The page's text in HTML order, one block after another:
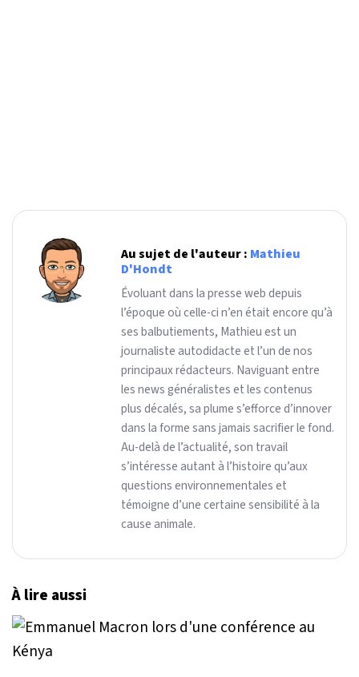
Au sujet de l'auteur : Mathieu
D'Hondt
Évoluant dans la presse web depuis
l’époque où celle-ci n’en était encore qu’à
ses balbutiements, Mathieu est un
journaliste autodidacte et l’un de nos
principaux rédacteurs. Naviguant entre
les news généralistes et les contenus
plus décalés, sa plume s’efforce d’innover
dans la forme sans jamais sacrifier le fond.
Au-delà de l’actualité, son travail
s’intéresse autant à l’histoire qu’aux
questions environnementales et
témoigne d’une certaine sensibilité à la
cause animale.
À lire aussi